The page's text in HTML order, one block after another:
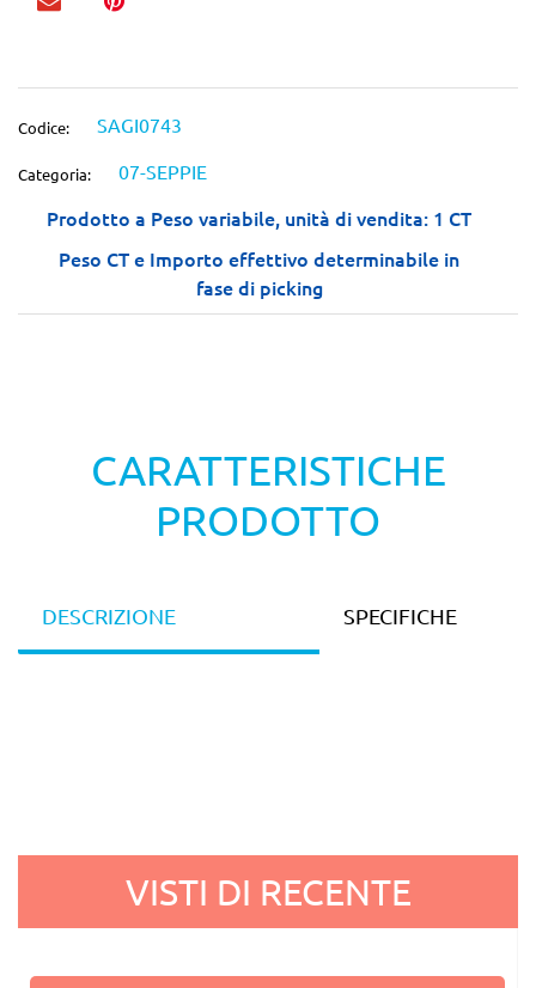
Codice: SAGI0743
Categoria: 07-SEPPIE
Prodotto a Peso variabile, unità di vendita: 1 CT
Peso CT e Importo effettivo determinabile in
fase di picking
CARATTERISTICHE
PRODOTTO
DESCRIZIONE SPECIFICHE
VISTI DI RECENTE